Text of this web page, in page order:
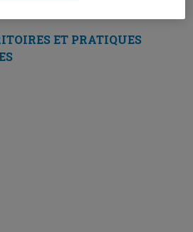
ET PRATIQUES